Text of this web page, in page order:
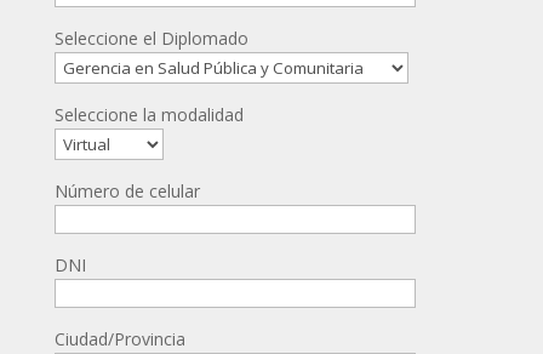
Seleccione el Diplomado
Seleccione la modalidad
Número de celular
DNI
Ciudad/Provincia